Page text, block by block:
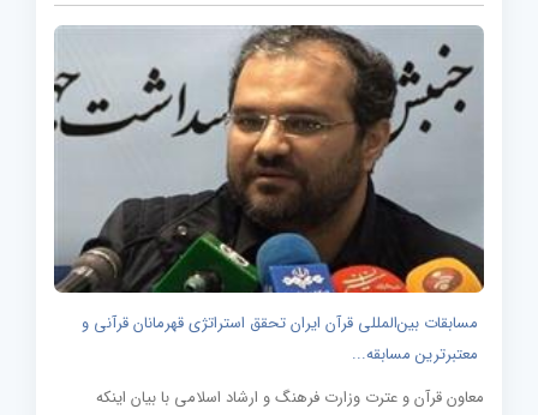
مسابقات بین‌المللی قرآن ایران تحقق استراتژی قهرمانان قرآنی و
معتبرترین مسابقه...
معاون قرآن و عترت وزارت فرهنگ و ارشاد اسلامی با بیان اینکه